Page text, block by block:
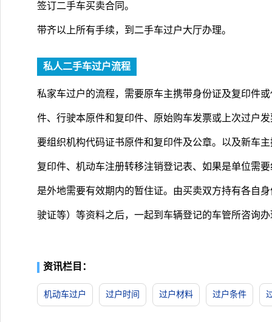
签订二手车买卖合同。
带齐以上所有手续，到二手车过户大厅办理。
私人二手车过户流程
私家车过户的流程，需要原车主携带身份证及复印件
件、行驶本原件和复印件、原始购车发票或上次过户
要组织机构代码证书原件和复印件及公章。以及新车
复印件、机动车注册转移注销登记表、如果是单位需
是外地需要有效期内的暂住证。由买卖双方持有各自
驶证等）等资料之后，一起到车辆登记的车管所咨询
资讯栏目：
机动车过户 过户时间 过户材料 过户条件